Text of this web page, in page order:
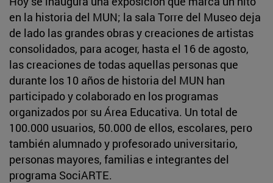
en la historia del MUN; la sala Torre del Museo deja
de lado las grandes obras y creaciones de artistas
consolidados, para acoger, hasta el 16 de agosto,
las creaciones de todas aquellas personas que
durante los 10 años de historia del MUN han
participado y colaborado en los programas
organizados por su Área Educativa. Un total de
100.000 usuarios, 50.000 de ellos, escolares, pero
también alumnado y profesorado universitario,
personas mayores, familias e integrantes del
programa SociARTE.